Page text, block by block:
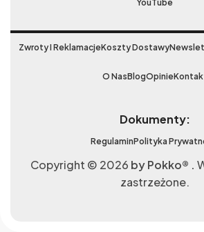
YouTube
Zwroty I ReklamacjeKoszty Dostawy
O NasBlogOpinie
Dokumenty:
RegulaminPolityka
Copyright © 2026 by Pokko® .
zastrzeżone.